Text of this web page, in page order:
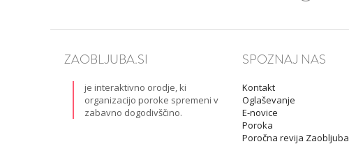
ZAOBLJUBA.SI
je interaktivno orodje, ki
organizacijo poroke spremeni v
zabavno dogodivščino.
SPOZNAJ NAS
Kontakt
Oglaševanje
E-novice
Poroka
Poročna revija Zaobljuba